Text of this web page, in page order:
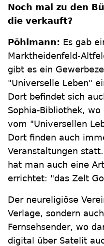
Noch mal zu den
die verkauft?
Pöhlmann: Es gab
Marktheidenfeld-
gibt es ein
"Universelle Leben"
Dort befindet sich
Sophia-Bibliothek, wo
vom "Universellen
Dort finden auch
Veranstaltungen
hat man auch eine
errichtet: "das Zelt
Der neureligiöse
Verlage, sondern
Fernsehsender, wo
digital über Satelit